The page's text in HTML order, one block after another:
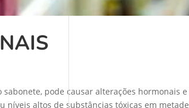
pode causar alterações hormonais e
níveis altos de substâncias tóxicas em metade